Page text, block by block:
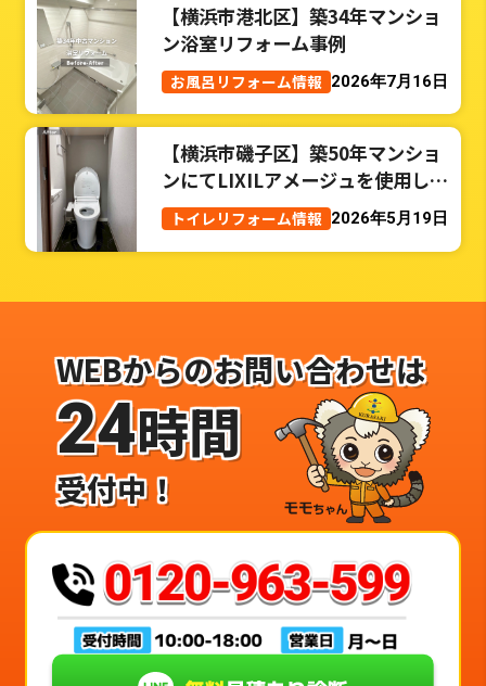
【横浜市港北区】築34年マンショ
ン浴室リフォーム事例
お風呂リフォーム情報 2026年7月16日
【横浜市磯子区】築50年マンショ
ンにてLIXILアメージュを使用した
トイレリフォーム事例
トイレリフォーム情報 2026年5月19日
WEBからのお問い合わせは
24時間
受付中！